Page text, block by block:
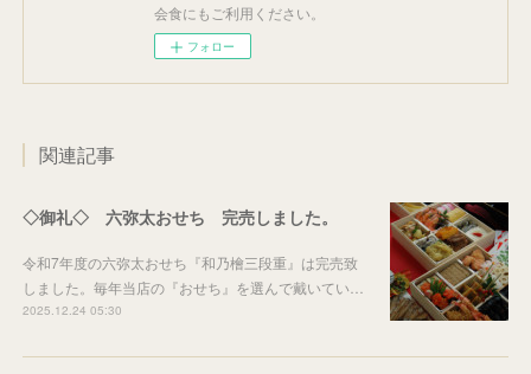
会食にもご利用ください。
フォロー
関連記事
◇御礼◇ 六弥太おせち 完売しました。
令和7年度の六弥太おせち『和乃檜三段重』は完売致
しました。毎年当店の『おせち』を選んで戴いてい…
2025.12.24 05:30